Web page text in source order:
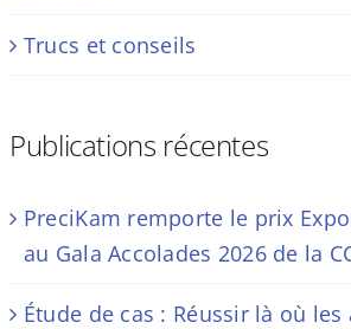
Trucs et conseils
Publications récentes
PreciKam remporte le prix
au Gala Accolades 2026 de la
Étude de cas : Réussir là où les